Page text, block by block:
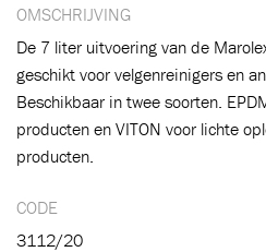
OMSCHRIJVING
De 7 liter uitvoering van de
geschikt voor velgenreinigers en
Beschikbaar in twee soorten.
producten en VITON voor lichte
producten.
CODE
3112/20
Toegevoegd aan
VERDER WINKELEN